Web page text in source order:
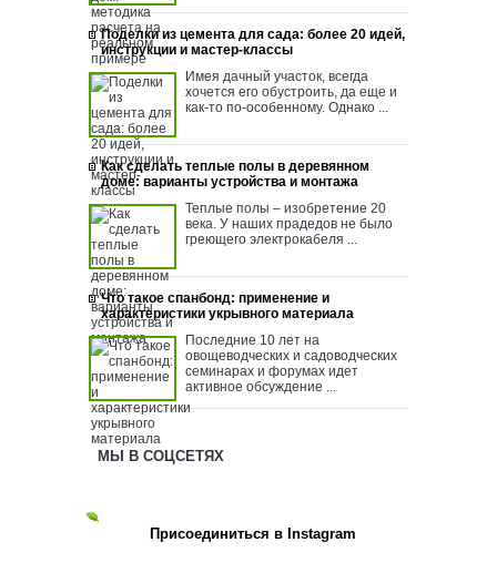
Поделки из цемента для сада: более 20 идей,
инструкции и мастер-классы
Имея дачный участок, всегда
хочется его обустроить, да еще и
как-то по-особенному. Однако ...
Как сделать теплые полы в деревянном
доме: варианты устройства и монтажа
Теплые полы – изобретение 20
века. У наших прадедов не было
греющего электрокабеля ...
Что такое спанбонд: применение и
характеристики укрывного материала
Последние 10 лет на
овощеводческих и садоводческих
семинарах и форумах идет
активное обсуждение ...
МЫ В СОЦСЕТЯХ
Присоединиться в Instagram